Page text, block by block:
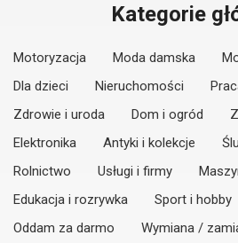
Kategorie
Motoryzacja Moda damska
Dla dzieci
Nieruchomości
Zdrowie i uroda
Dom i ogród
Elektronika
Antyki i kolekcje
Rolnictwo
Usługi i firmy
Edukacja i rozrywka
Sport i hobby
Oddam za darmo
Wymiana /